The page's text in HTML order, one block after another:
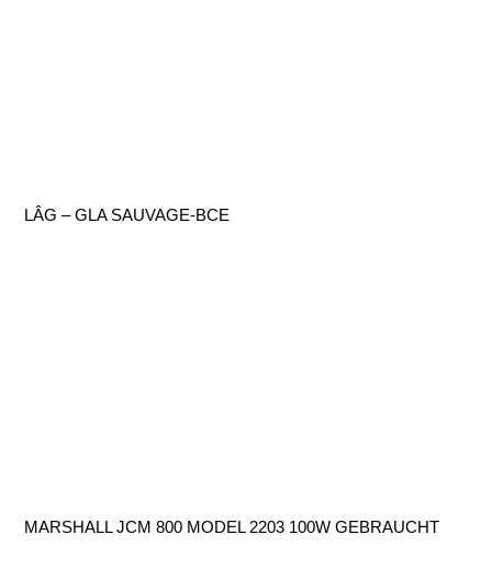
LÂG – GLA SAUVAGE-BCE
MARSHALL JCM 800 MODEL 2203 100W GEBRAUCHT